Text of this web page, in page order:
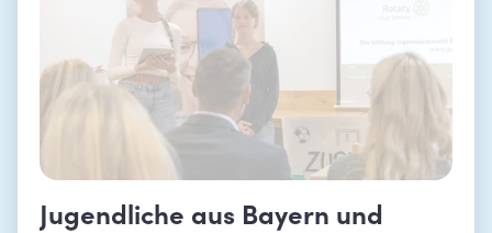
Jugendliche aus Bayern und